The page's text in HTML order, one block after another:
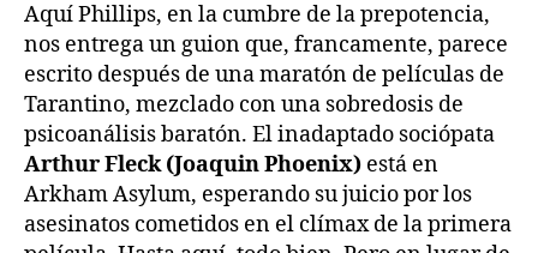
Aquí Phillips, en la cumbre de la prepotencia,
nos entrega un guion que, francamente, parece
escrito después de una maratón de películas de
Tarantino, mezclado con una sobredosis de
psicoanálisis baratón. El inadaptado sociópata
Arthur Fleck (Joaquin Phoenix) está en
Arkham Asylum, esperando su juicio por los
asesinatos cometidos en el clímax de la primera